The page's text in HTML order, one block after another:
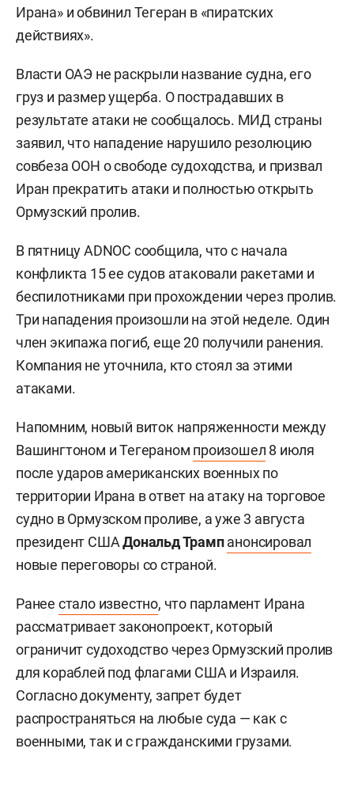
Ирана» и обвинил Тегеран в «пиратских
действиях».
Власти ОАЭ не раскрыли название судна, его
груз и размер ущерба. О пострадавших в
результате атаки не сообщалось. МИД страны
заявил, что нападение нарушило резолюцию
совбеза ООН о свободе судоходства, и призвал
Иран прекратить атаки и полностью открыть
Ормузский пролив.
В пятницу ADNOC сообщила, что с начала
конфликта 15 ее судов атаковали ракетами и
беспилотниками при прохождении через пролив.
Три нападения произошли на этой неделе. Один
член экипажа погиб, еще 20 получили ранения.
Компания не уточнила, кто стоял за этими
атаками.
Напомним, новый виток напряженности между
Вашингтоном и Тегераном произошел 8 июля
после ударов американских военных по
территории Ирана в ответ на атаку на торговое
судно в Ормузском проливе, а уже 3 августа
президент СШАДональд Трамп анонсировал
новые переговоры со страной.
Ранее стало известно, что парламент Ирана
рассматривает законопроект, который
ограничит судоходство через Ормузский пролив
для кораблей под флагами США и Израиля.
Согласно документу, запрет будет
распространяться на любые суда — как с
военными, так и с гражданскими грузами.